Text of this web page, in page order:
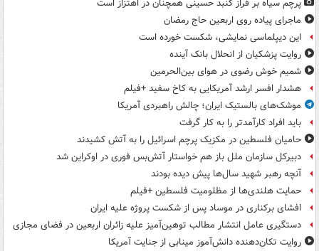
پرچم سیاه بر فراز گنبد حسینی همچنان در اهتزاز است
ماجرای پیاده روی اربعین حاج رمضان
این دیپلماسی نمایشی، شکست خورده است
روایت پزشکیان از انحلال بانک آینده
شمیم خوش رضوی در هوای بین‌الحرمین
هشدار افسر ارشد آمریکایی به کاخ سفید +فیلم
موشک‌های بالستیک ایران؛ چالش راهبردی آمریکا
باید افراد کارآمدتر را به کار گرفت
حامیان فلسطین در مکزیک پرچم اسرائیل را به آتش کشیدند
دبیرکل سازمان ملل باز هم خواستار آتش‌بس فوری در اوکراین شد
آنچه رهبر شهید سال‌ها پیش دیده بودند
حمایت هلندی‌ها از مظلومیت فلسطین +فیلم
افشای برکناری در موساد پس از شکست پروژه علیه ایران
دستگیری عامل انتشار مطالب توهین‌آمیز علیه زائران اربعین در فضای مجازی
روایت تکان‌دهنده دانش‌آموز مینابی از جنایت آمریکا